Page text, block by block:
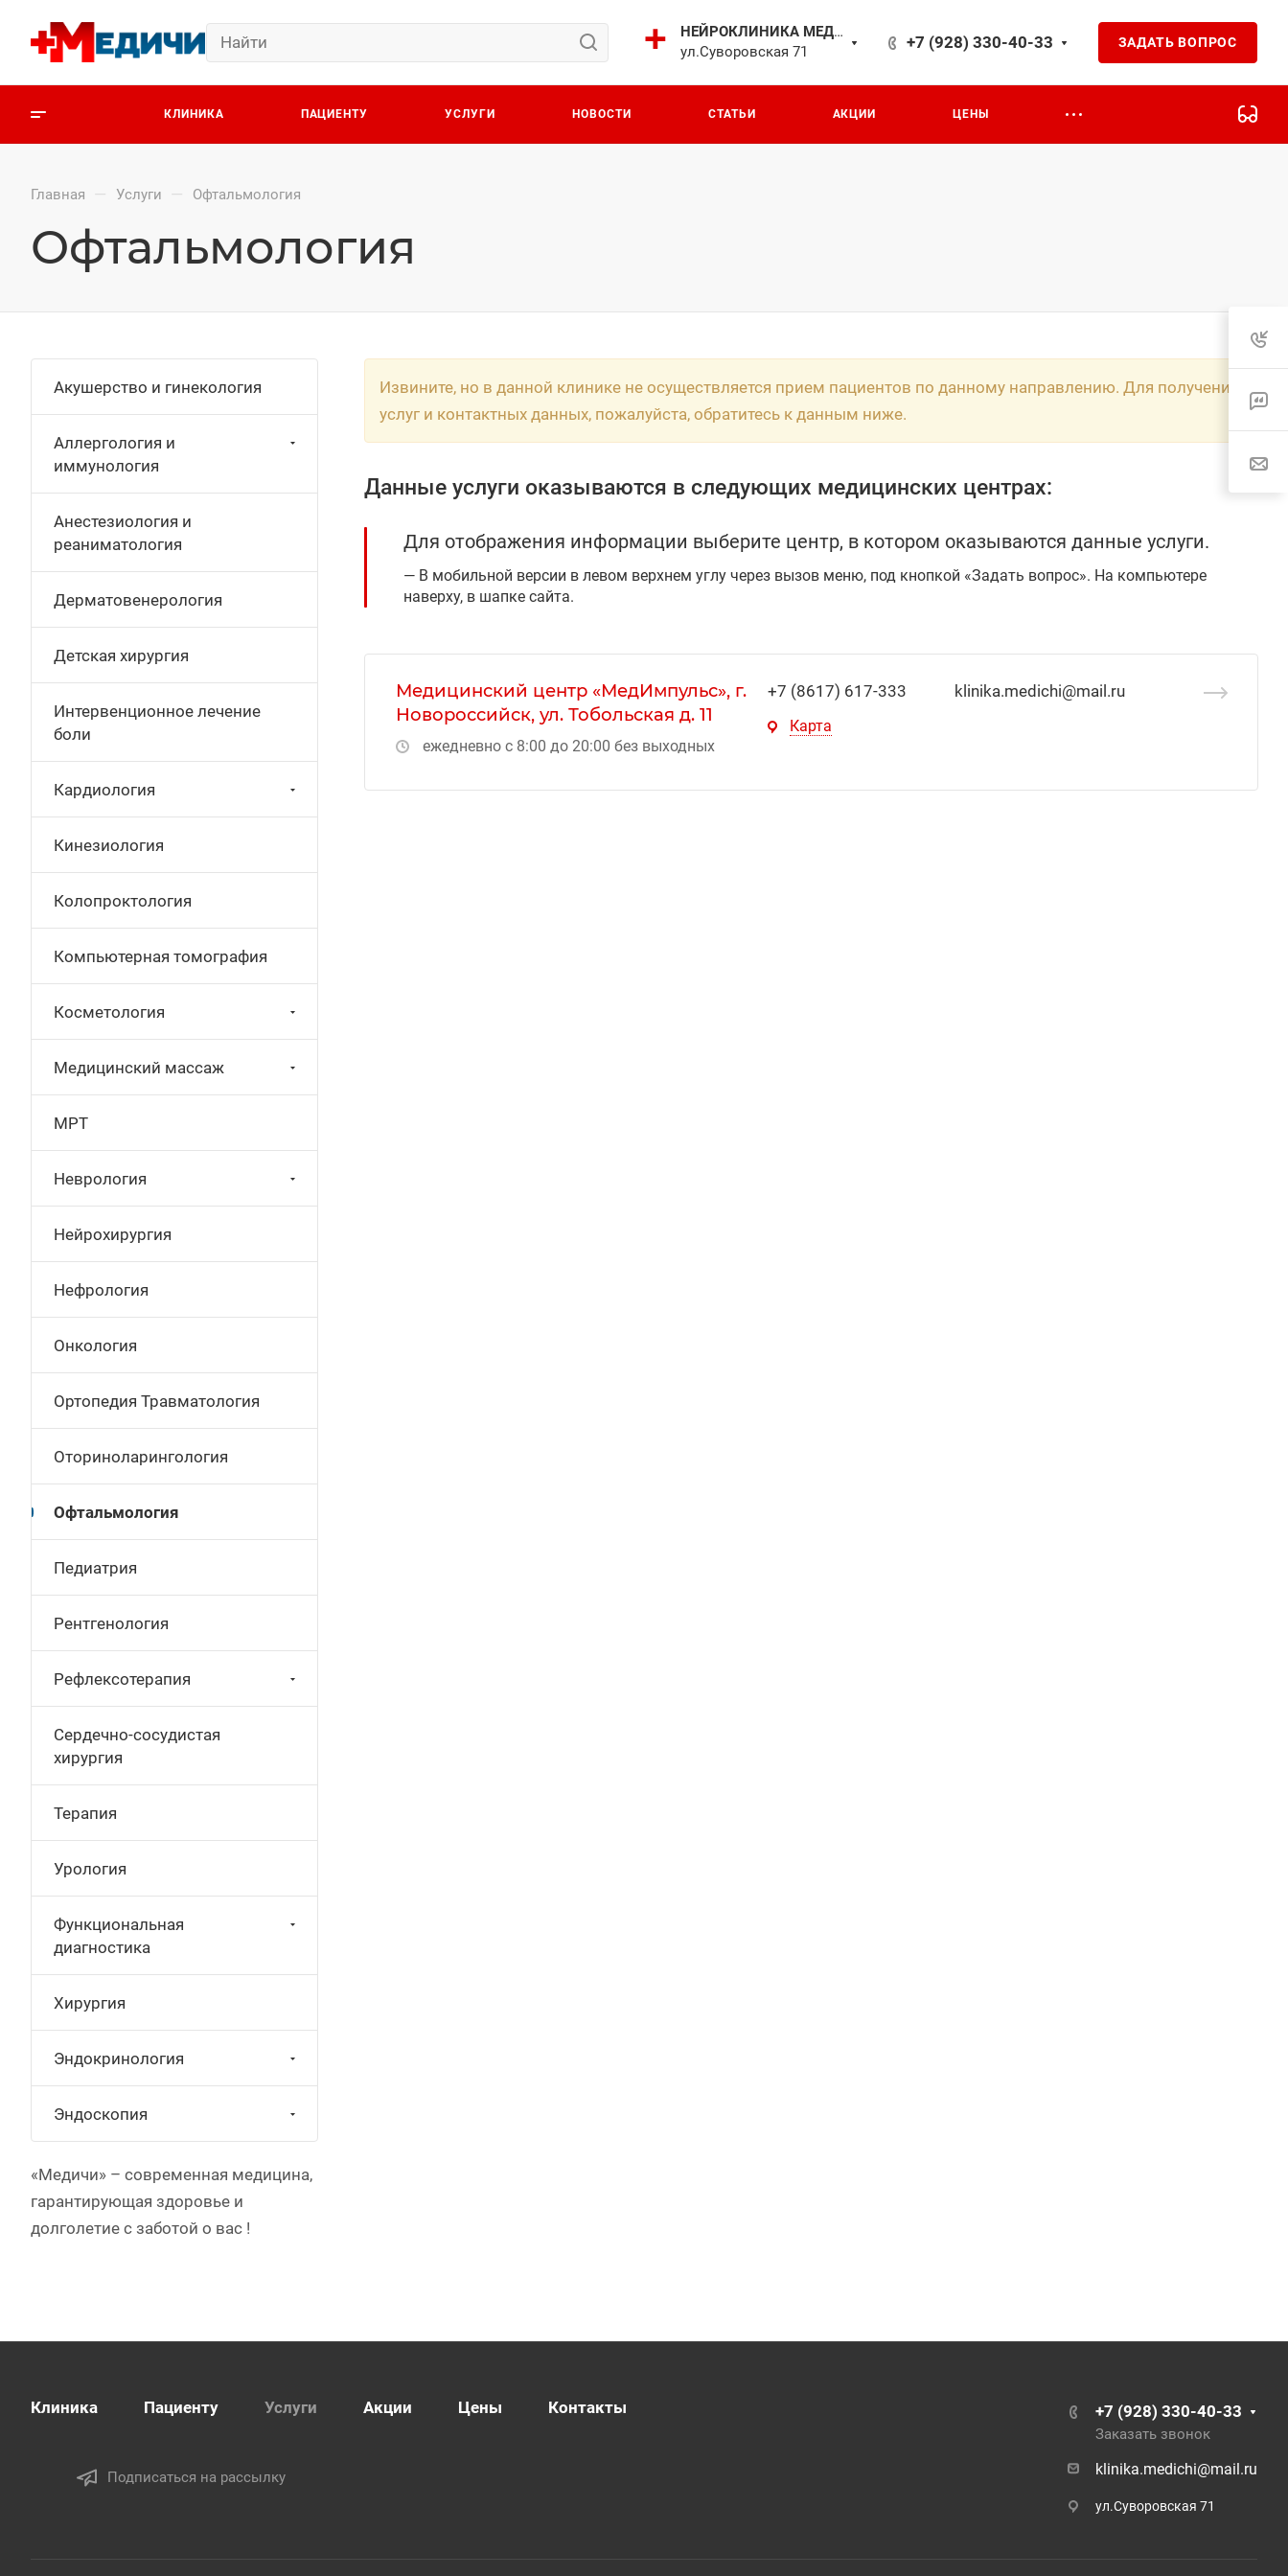
НЕЙРОКЛИНИКА МЕДИЧИ
ул.Суворовская 71
+7 (928) 330-40-33 ЗАДАТЬ ВОПРОС
КЛИНИКА ПАЦИЕНТУ УСЛУГИ НОВОСТИ СТАТЬИ АКЦИИ ЦЕНЫ
Главная — Услуги — Офтальмология
Офтальмология
Извините, но в данной клинике не осуществляется прием пациентов по данному направлению. Для получения
услуг и контактных данных, пожалуйста, обратитесь к данным ниже.
Данные услуги оказываются в следующих медицинских центрах:
Для отображения информации выберите центр, в котором оказываются данные услуги.
В мобильной версии в левом верхнем углу через вызов меню, под кнопкой «Задать вопрос». На компьютере
наверху, в шапке сайта.
Медицинский центр «МедИмпульс», г.
Новороссийск, ул. Тобольская д. 11
ежедневно с 8:00 до 20:00 без выходных
+7 (8617) 617-333 klinika.medichi@mail.ru
Карта
Акушерство и гинекология
Аллергология и
иммунология
Анестезиология и
реаниматология
Дерматовенерология
Детская хирургия
Интервенционное лечение
боли
Кардиология
Кинезиология
Колопроктология
Компьютерная томография
Косметология
Медицинский массаж
МРТ
Неврология
Нейрохирургия
Нефрология
Онкология
Ортопедия Травматология
Оториноларингология
Офтальмология
Педиатрия
Рентгенология
Рефлексотерапия
Сердечно-сосудистая
хирургия
Терапия
Урология
Функциональная
диагностика
Хирургия
Эндокринология
Эндоскопия
«Медичи» – современная медицина,
гарантирующая здоровье и
долголетие c заботой о вас !
Клиника Пациенту Услуги Акции Цены Контакты
Подписаться на рассылку
+7 (928) 330-40-33
Заказать звонок
klinika.medichi@mail.ru
ул.Суворовская 71